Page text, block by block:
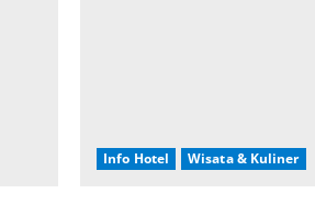
Info Hotel Wisata & Kuliner